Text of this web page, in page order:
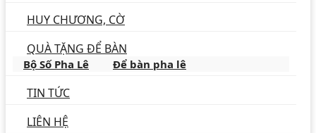
HUY CHƯƠNG, CỜ
QUÀ TẶNG ĐỂ BÀN
Bộ Số Pha Lê Để bàn pha lê
TIN TỨC
LIÊN HỆ